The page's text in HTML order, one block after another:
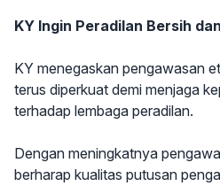
KY Ingin Peradilan Bersih
KY menegaskan pengawasan
terus diperkuat demi menjaga
terhadap lembaga peradilan.
Dengan meningkatnya
berharap kualitas putusan